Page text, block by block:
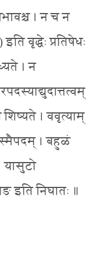
। न च न
वृद्धेः प्रतिषेधः
। न
। ववृत्याम्
। बहुळं
यासुटो
इति निघातः ॥